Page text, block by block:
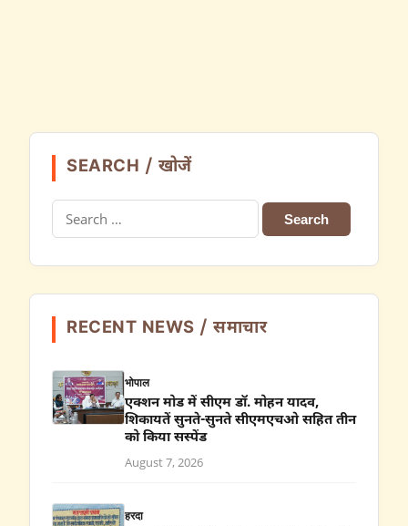
SEARCH / खोजें
Search
for:
RECENT NEWS / समाचार
भोपाल
एक्शन मोड में सीएम डॉ. मोहन यादव,
शिकायतें सुनते-सुनते सीएमएचओ सहित तीन
को किया सस्पेंड
August 7, 2026
हरदा